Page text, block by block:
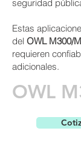
seguridad
Estas
del OWL M300/
requieren
adicionales.
OWL